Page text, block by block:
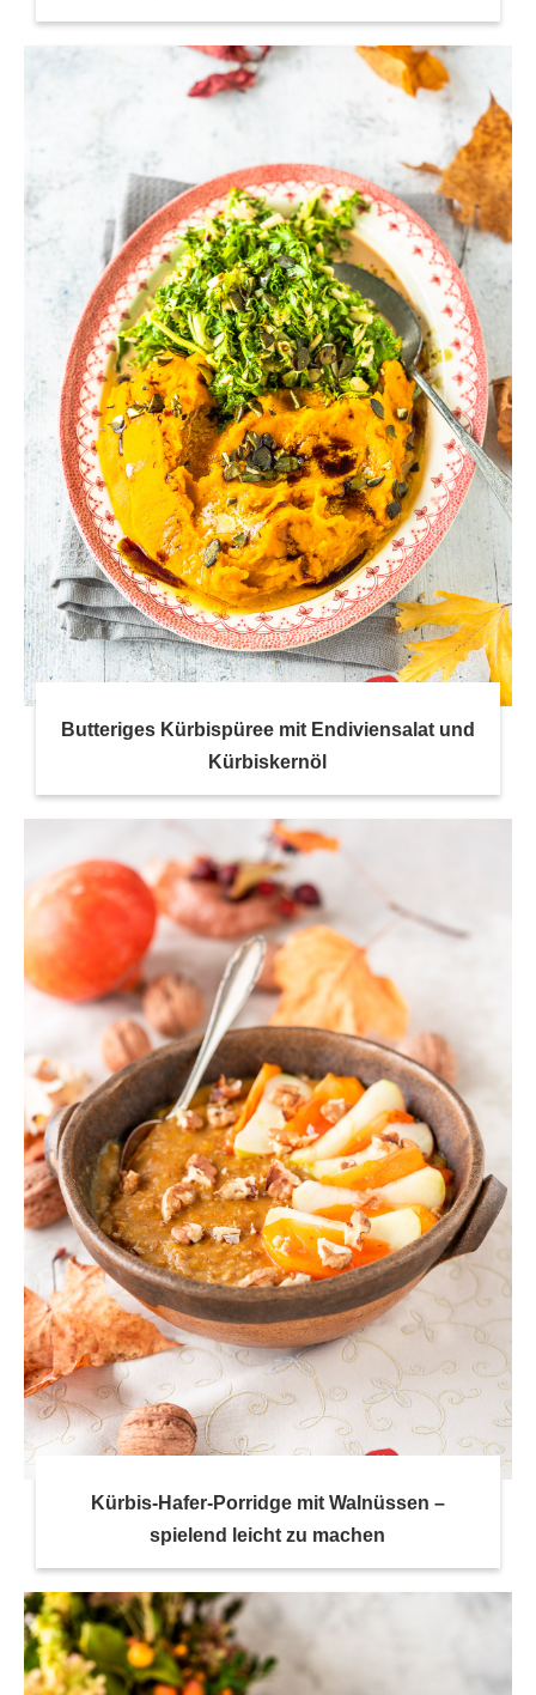
Butteriges Kürbispüree mit Endiviensalat und
Kürbiskernöl
Kürbis-Hafer-Porridge mit Walnüssen –
spielend leicht zu machen